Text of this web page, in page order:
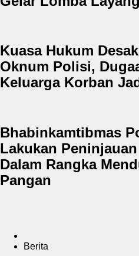
Kuasa Hukum
Oknum Polisi,
Keluarga Korban
Bhabinkamtibmas
Lakukan
Dalam Rangka
Pangan
Berita